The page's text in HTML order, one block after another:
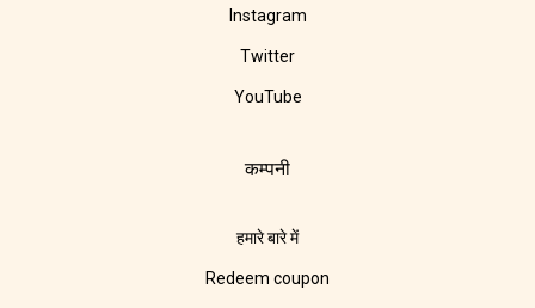
Instagram
Twitter
YouTube
कम्पनी
हमारे बारे में
Redeem coupon